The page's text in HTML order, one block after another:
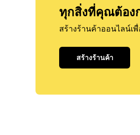
ทุกสิ่งที่คุณต้อง
สร้างร้านค้าออนไลน์เ
สร้างร้านค้า